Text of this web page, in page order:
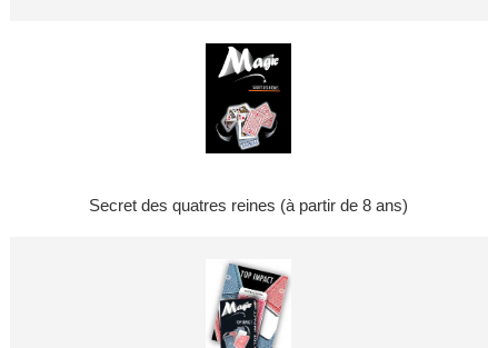
Secret des quatres reines (à partir de 8 ans)